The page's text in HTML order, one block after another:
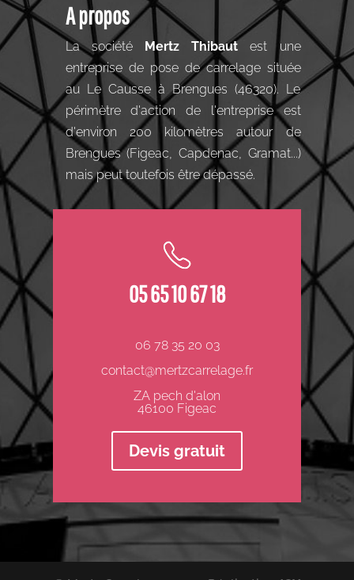
A propos
La société Mertz Thibaut est une
entreprise de pose de carrelage située
au Le Causse à Brengues (46320). Le
périmètre d'action de l'entreprise est
d'environ 200 kilomètres autour de
Brengues (Figeac, Capdenac, Gramat...)
mais peut toutefois être dépassé.
05 65 10 67 18
06 78 35 20 03
contact@mertzcarrelage.fr
ZA pech d'alon
46100 Figeac
Devis gratuit